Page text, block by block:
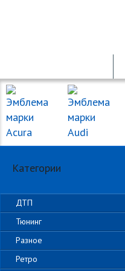
Категории
ДТП
Тюнинг
Разное
Ретро